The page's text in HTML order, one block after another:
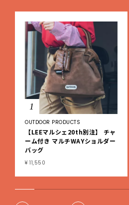
1
OUTDOOR PRODUCTS
【LEEマルシェ20th別注】 チャ
ーム付き マルチWAYショルダー
バッグ
¥ 11,550